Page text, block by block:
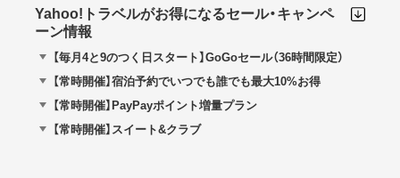
Yahoo!トラベルがお得になるセール・キャンペ
ーン情報
【毎月4と9のつく日スタート】GoGoセール（36時間限定）
【常時開催】宿泊予約でいつでも誰でも最大10%お得
【常時開催】PayPayポイント増量プラン
【常時開催】スイート&クラブ